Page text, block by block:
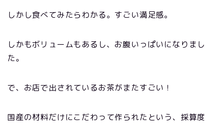
しかし食べてみたらわかる。すごい満足感。
しかもボリュームもあるし、お腹いっぱいになりまし
た。
で、お店で出されているお茶がまたすごい！
国産の材料だけにこだわって作られたという、採算度